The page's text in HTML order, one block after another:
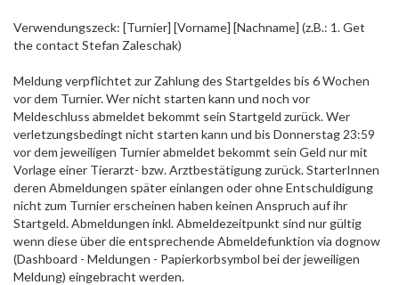
Verwendungszeck: [Turnier] [Vorname] [Nachname] (z.B.: 1. Get
the contact Stefan Zaleschak)
Meldung verpflichtet zur Zahlung des Startgeldes bis 6 Wochen
vor dem Turnier. Wer nicht starten kann und noch vor
Meldeschluss abmeldet bekommt sein Startgeld zurück. Wer
verletzungsbedingt nicht starten kann und bis Donnerstag 23:59
vor dem jeweiligen Turnier abmeldet bekommt sein Geld nur mit
Vorlage einer Tierarzt- bzw. Arztbestätigung zurück. StarterInnen
deren Abmeldungen später einlangen oder ohne Entschuldigung
nicht zum Turnier erscheinen haben keinen Anspruch auf ihr
Startgeld. Abmeldungen inkl. Abmeldezeitpunkt sind nur gültig
wenn diese über die entsprechende Abmeldefunktion via dognow
(Dashboard - Meldungen - Papierkorbsymbol bei der jeweiligen
Meldung) eingebracht werden.